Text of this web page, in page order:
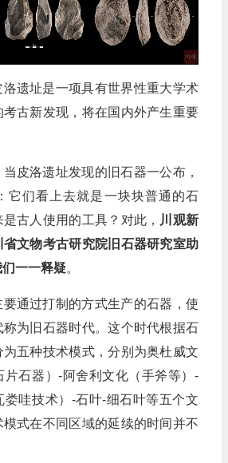
遗址是一项具有世界性重大学术
古新发现，将在国内外产生重要
皮洛遗址发现的旧石器一公布，
它们看上去就是一块块普通的石
古人使用的工具？对此， 川观新
省文物考古研究院旧石器研究室助
一一释疑。
要通过打制的方式生产的石器，使
称为旧石器时代。这个时代根据石
五种技术模式，分别为奥杜威文
片石器）-阿舍利文化（手斧等）-
娄哇技术）-石叶-细石叶等五个文
式在不同区域的延续的时间并不